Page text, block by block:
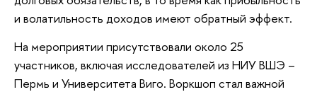
и волатильность доходов имеют обратный эффект.
На мероприятии присутствовали около 25
участников, включая исследователей из НИУ ВШЭ –
Пермь и Университета Виго. Воркшоп стал важной